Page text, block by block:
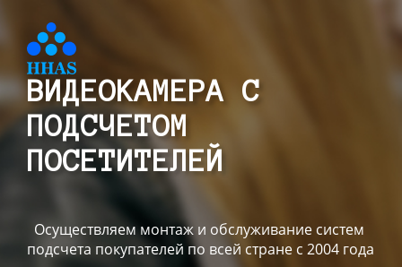
ВИДЕОКАМЕРА С
ПОДСЧЕТОМ
ПОСЕТИТЕЛЕЙ
Осуществляем монтаж и обслуживание систем
подсчета покупателей по всей стране с 2004 года